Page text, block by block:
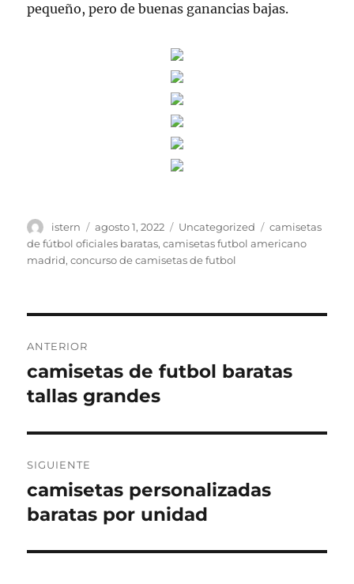
pequeño, pero de buenas ganancias bajas.
Autor
istern
Publicado
el
agosto 1, 2022 Categorías
Uncategorized Etiquetas
camisetas
de fútbol oficiales baratas,camisetas futbol americano
madrid,concurso de camisetas de futbol
de
entradas
ANTERIOR
Entrada
anterior:
camisetas de futbol baratas
tallas grandes
SIGUIENTE
Entrada
siguiente:
camisetas personalizadas
baratas por unidad